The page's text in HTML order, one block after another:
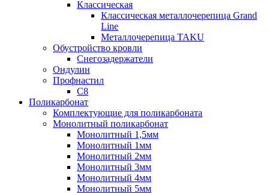
Классическая
Классическая металлочерепица Grand
Line
Металлочерепица TAKU
Обустройство кровли
Снегозадержатели
Ондулин
Профнастил
С8
Поликарбонат
Комплектующие для поликарбоната
Монолитный поликарбонат
Монолитный 1,5мм
Монолитный 1мм
Монолитный 2мм
Монолитный 3мм
Монолитный 4мм
Монолитный 5мм